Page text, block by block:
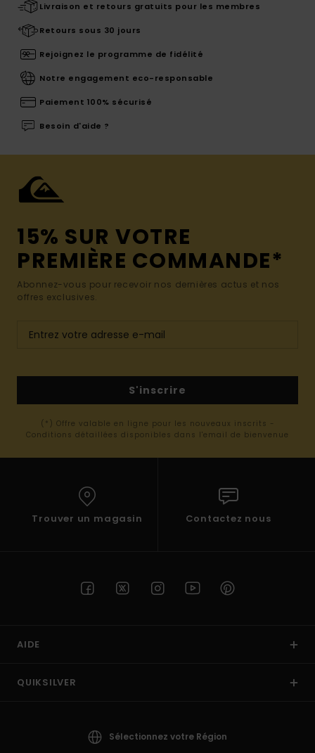
Livraison et retours gratuits pour les membres
Retours sous 30 jours
Rejoignez le programme de fidélité
Notre engagement eco-responsable
Paiement 100% sécurisé
Besoin d'aide ?
15% SUR VOTRE
PREMIÈRE COMMANDE*
Abonnez-vous pour recevoir nos dernières actus et nos
offres exclusives.
S'inscrire
(*) Offre valable en ligne pour les nouveaux inscrits -
Conditions détaillées disponibles dans l'email de bienvenue
Trouver un magasin Contactez nous
AIDE
QUIKSILVER
Sélectionnez votre Région